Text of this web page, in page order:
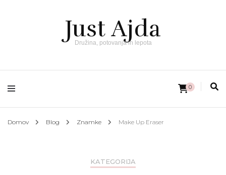
Just Ajda
Družina, potovanja in lepota
0
Domov Blog Znamke Make Up Eraser
KATEGORIJA